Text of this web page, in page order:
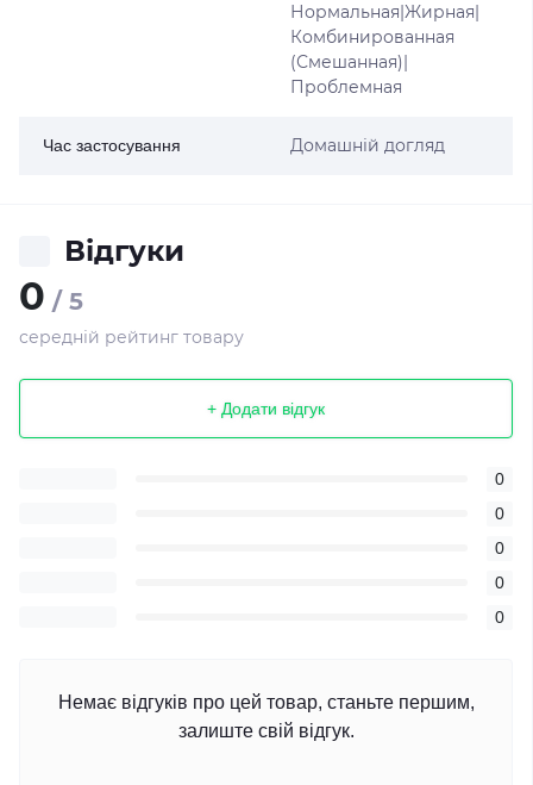
Нормальная|Жирная|
Комбинированная
(Смешанная)|
Проблемная
Час застосування Домашній догляд
Відгуки
0 / 5
середній рейтинг товару
+ Додати відгук
0
0
0
0
0
Немає відгуків про цей товар, станьте першим,
залиште свій відгук.